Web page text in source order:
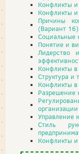
Конфликты и
Конфликты и
Причины
(Вариант 16)
Социальные
Понятие и
Лидерство
Конфликты в
Структура и
Конфликты
Разрешение
Управление
Стиль
Конфликты и